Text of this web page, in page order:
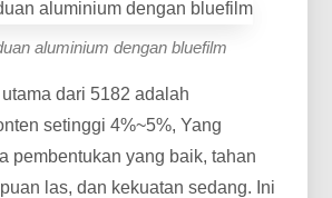
aluminium dengan bluefilm
dari 5182 adalah
setinggi 4%~5%, Yang
pembentukan yang baik, tahan
las, dan kekuatan sedang. Ini